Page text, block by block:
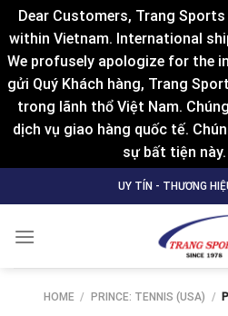
Dear Customers, Trang
within Vietnam. International
We profusely apologize for the
gửi Quý Khách hàng, Trang
trong lãnh thổ Việt Nam.
dịch vụ giao hàng quốc tế.
sự bất tiện này.
to
UY TÍN - THƯƠNG
HOME / PRINCE: TENNIS (USA) /